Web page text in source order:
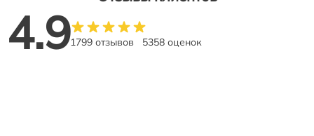
4.91799 отзывов 5358 оценок